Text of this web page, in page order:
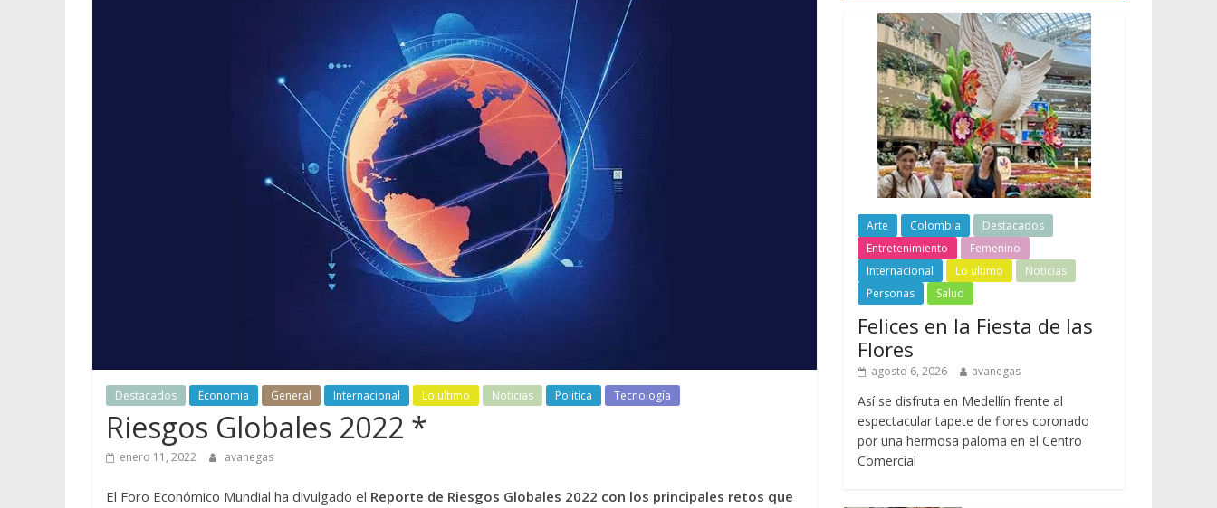
Destacados Economia General Internacional Lo ultimo Noticias Politica Tecnología
Riesgos Globales 2022 *
enero 11, 2022 avanegas
El Foro Económico Mundial ha divulgado el Reporte de Riesgos Globales 2022 con los principales retos que
Arte Colombia
Destacados
Entretenimiento
Femenino
Internacional
Lo ultimo
Noticias
Personas
Salud
Felices en la Fiesta de las
Flores
agosto 6, 2026 avanegas
Así se disfruta en Medellín frente al
espectacular tapete de flores coronado
por una hermosa paloma en el Centro
Comercial